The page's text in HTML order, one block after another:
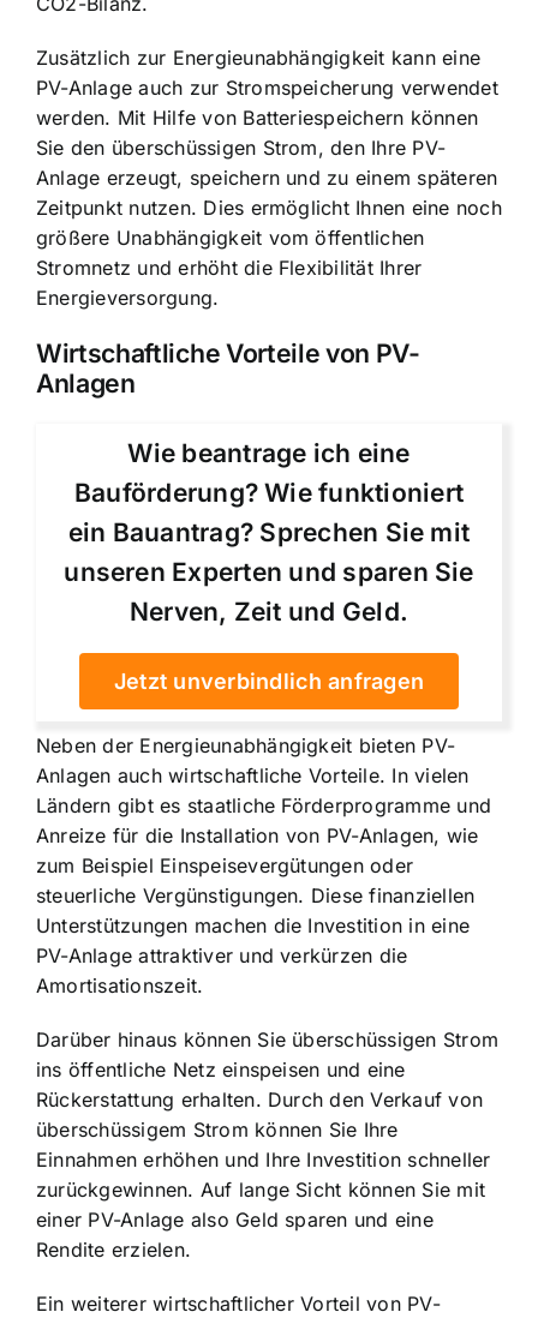
Zusätzlich zur Energieunabhängigkeit kann eine
PV-Anlage auch zur Stromspeicherung verwendet
werden. Mit Hilfe von Batteriespeichern können
Sie den überschüssigen Strom, den Ihre PV-
Anlage erzeugt, speichern und zu einem späteren
Zeitpunkt nutzen. Dies ermöglicht Ihnen eine noch
größere Unabhängigkeit vom öffentlichen
Stromnetz und erhöht die Flexibilität Ihrer
Energieversorgung.
Wirtschaftliche Vorteile von PV-
Anlagen
Wie beantrage ich eine
Bauförderung? Wie funktioniert
ein Bauantrag? Sprechen Sie mit
unseren Experten und sparen Sie
Nerven, Zeit und Geld.
Jetzt unverbindlich anfragen
Neben der Energieunabhängigkeit bieten PV-
Anlagen auch wirtschaftliche Vorteile. In vielen
Ländern gibt es staatliche Förderprogramme und
Anreize für die Installation von PV-Anlagen, wie
zum Beispiel Einspeisevergütungen oder
steuerliche Vergünstigungen. Diese finanziellen
Unterstützungen machen die Investition in eine
PV-Anlage attraktiver und verkürzen die
Amortisationszeit.
Darüber hinaus können Sie überschüssigen Strom
ins öffentliche Netz einspeisen und eine
Rückerstattung erhalten. Durch den Verkauf von
überschüssigem Strom können Sie Ihre
Einnahmen erhöhen und Ihre Investition schneller
zurückgewinnen. Auf lange Sicht können Sie mit
einer PV-Anlage also Geld sparen und eine
Rendite erzielen.
Ein weiterer wirtschaftlicher Vorteil von PV-